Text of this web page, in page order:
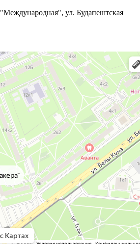
ул. Будапештская